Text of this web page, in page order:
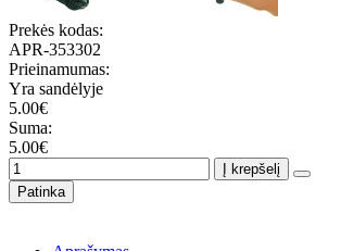
Prekės kodas:
APR-353302
Prieinamumas:
Yra sandėlyje
5.00€
Suma:
5.00€
Į krepšelį
Patinka